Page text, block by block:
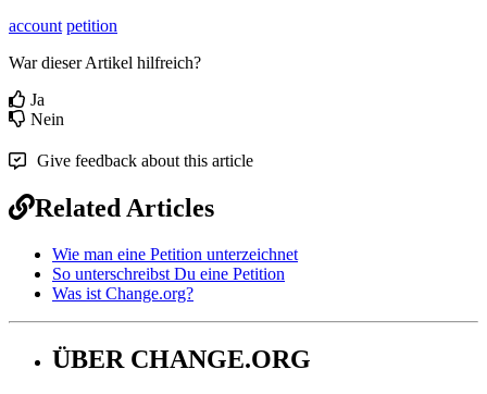
account petition
War dieser Artikel hilfreich?
Ja
Nein
Give feedback about this article
Related Articles
Wie man eine Petition unterzeichnet
So unterschreibst Du eine Petition
Was ist Change.org?
ÜBER CHANGE.ORG